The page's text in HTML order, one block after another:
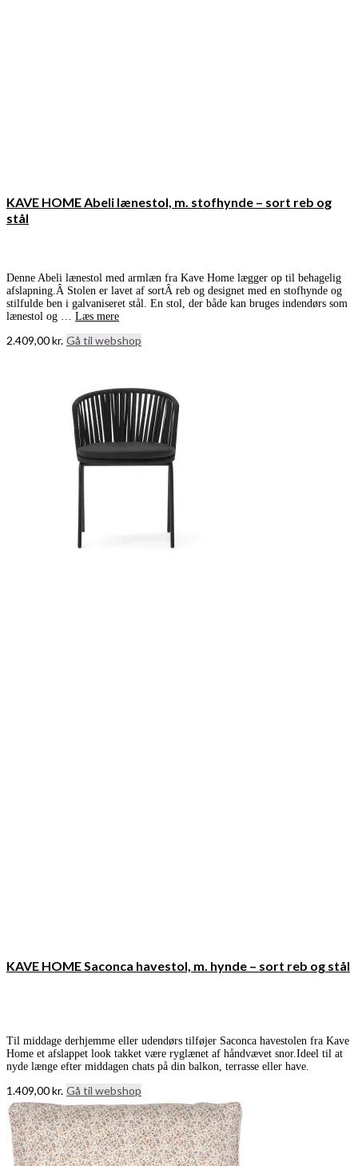
KAVE HOME Abeli lænestol, m. stofhynde – sort reb og
stål
Denne Abeli lænestol med armlæn fra Kave Home lægger op til behagelig
afslapning.Â Stolen er lavet af sortÂ reb og designet med en stofhynde og
stilfulde ben i galvaniseret stål. En stol, der både kan bruges indendørs som
lænestol og … Læs mere
2.409,00kr. Gå til webshop
KAVE HOME Saconca havestol, m. hynde – sort reb og stål
Til middage derhjemme eller udendørs tilføjer Saconca havestolen fra Kave
Home et afslappet look takket være ryglænet af håndvævet snor.Ideel til at
nyde længe efter middagen chats på din balkon, terrasse eller have.
1.409,00kr. Gå til webshop